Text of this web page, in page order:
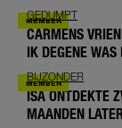
GEDUMPT
CARMENS
IK DEGENE
BIJZONDER
ISA ONTDEKTE
MAANDEN